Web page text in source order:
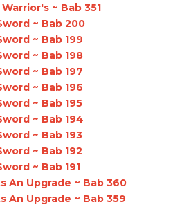
~ Bab 351
~ Bab 200
~ Bab 199
~ Bab 198
~ Bab 197
~ Bab 196
~ Bab 195
~ Bab 194
~ Bab 193
~ Bab 192
~ Bab 191
An Upgrade ~ Bab 360
An Upgrade ~ Bab 359